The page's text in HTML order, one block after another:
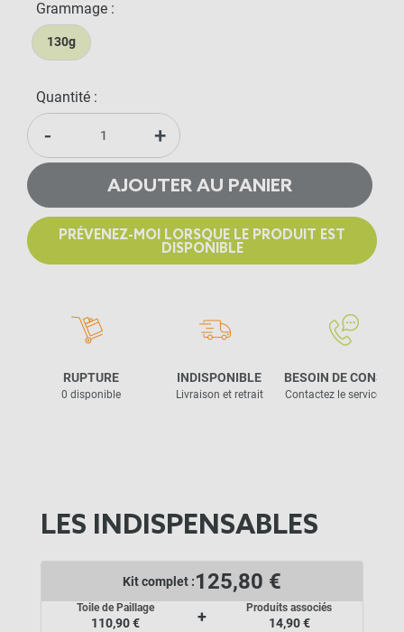
Grammage :
130g
Quantité :
- +
AJOUTER AU PANIER
PRÉVENEZ-MOI LORSQUE LE PRODUIT EST
DISPONIBLE
RUPTURE
0 disponible
INDISPONIBLE
Livraison et retrait
BESOIN DE CONSEIL
Contactez le service
LES INDISPENSABLES
Kit complet :125,80 €
Toile de Paillage
110,90 € +
Produits associés
14,90 €